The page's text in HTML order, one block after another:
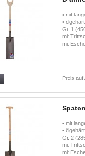
• mit
•
Gr. 1
mit
mit
Preis auf
• mit
•
Gr. 2
mit
mit